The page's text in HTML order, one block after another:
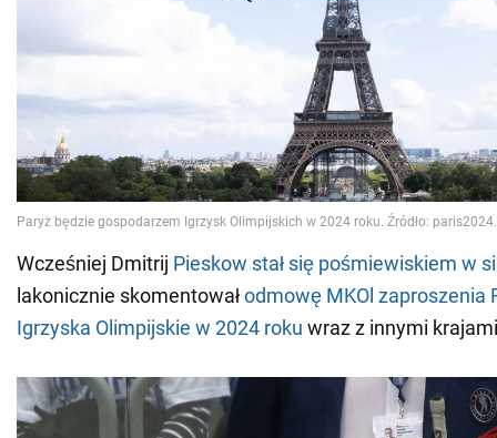
Wcześniej Dmitrij Pieskow stał się pośmiewiskiem w
lakonicznie skomentowałodmowę MKOl zaproszenia
Igrzyska Olimpijskie w 2024 roku wraz z innymi